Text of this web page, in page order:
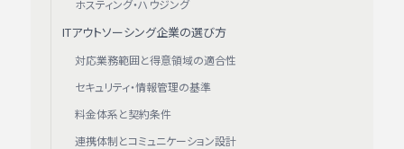
ホスティング・ハウジング
ITアウトソーシング企業の選び方
対応業務範囲と得意領域の適合性
セキュリティ・情報管理の基準
料金体系と契約条件
連携体制とコミュニケーション設計